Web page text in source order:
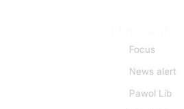
Focus
News alert
Pawol Lib